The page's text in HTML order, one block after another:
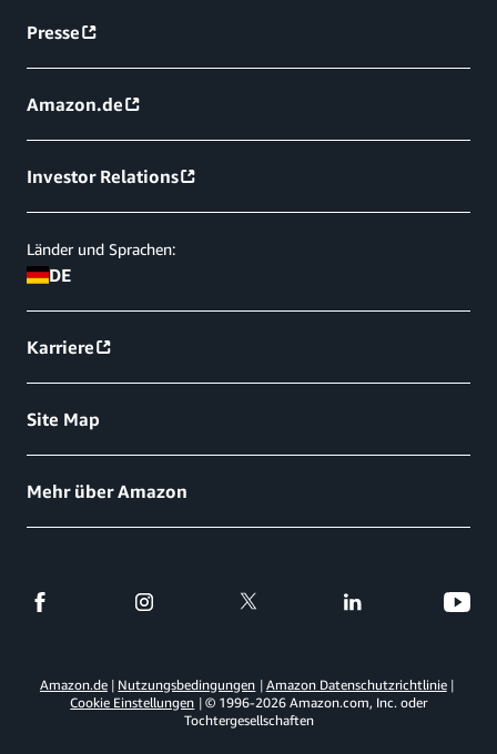
Presse
Amazon.de
Investor Relations
Länder und Sprachen:
DE
Karriere
Site Map
Mehr über Amazon
Amazon.de Nutzungsbedingungen
Amazon Datenschutzrichtlinie
Cookie Einstellungen
© 1996-2026 Amazon.com, Inc. oder
Tochtergesellschaften